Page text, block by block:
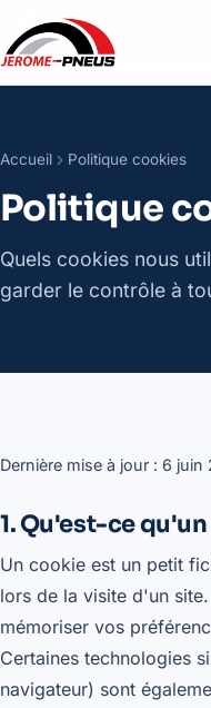
Accueil Politique cookies
Politique
Quels cookies nous
garder le contrôle à
Dernière mise à jour : 6 juin
1. Qu'est-ce
Un cookie est un petit
lors de la visite d'un
mémoriser vos
Certaines technologies
navigateur) sont